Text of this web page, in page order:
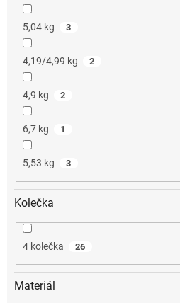
5,04 kg 3
4,19/4,99 kg 2
4,9 kg 2
6,7 kg 1
5,53 kg 3
Kolečka
4 kolečka 26
Materiál